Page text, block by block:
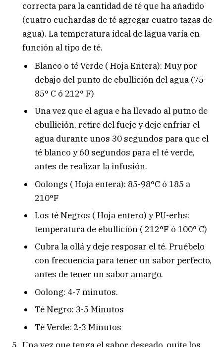
correcta para la cantidad de té que ha añadido
(cuatro cuchardas de té agregar cuatro tazas de
agua). La temperatura ideal de lagua varía en
función al tipo de té.
Blanco o té Verde ( Hoja Entera): Muy por
debajo del punto de ebullición del agua (75-
85° C ó 212° F)
Una vez que el agua e ha llevado al putno de
ebullición, retire del fueje y deje enfriar el
agua durante unos 30 segundos para que el
té blanco y 60 segundos para el té verde,
antes de realizar la infusión.
Oolongs ( Hoja entera): 85-98°C ó 185 a
210°F
Los té Negros ( Hoja entero) y PU-erhs:
temperatura de ebullición ( 212°F ó 100° C)
Cubra la ollá y deje resposar el té. Pruébelo
con frecuencia para tener un sabor perfecto,
antes de tener un sabor amargo.
Oolong: 4-7 minutos.
Té Negro: 3-5 Minutos
Té Verde: 2-3 Minutos